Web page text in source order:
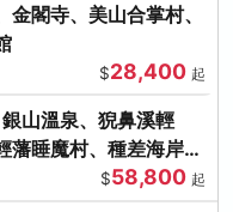
閣寺、美山合掌村、
$28,400 起
山溫泉、猊鼻溪輕
藩睡魔村、種差海岸
$58,800 起